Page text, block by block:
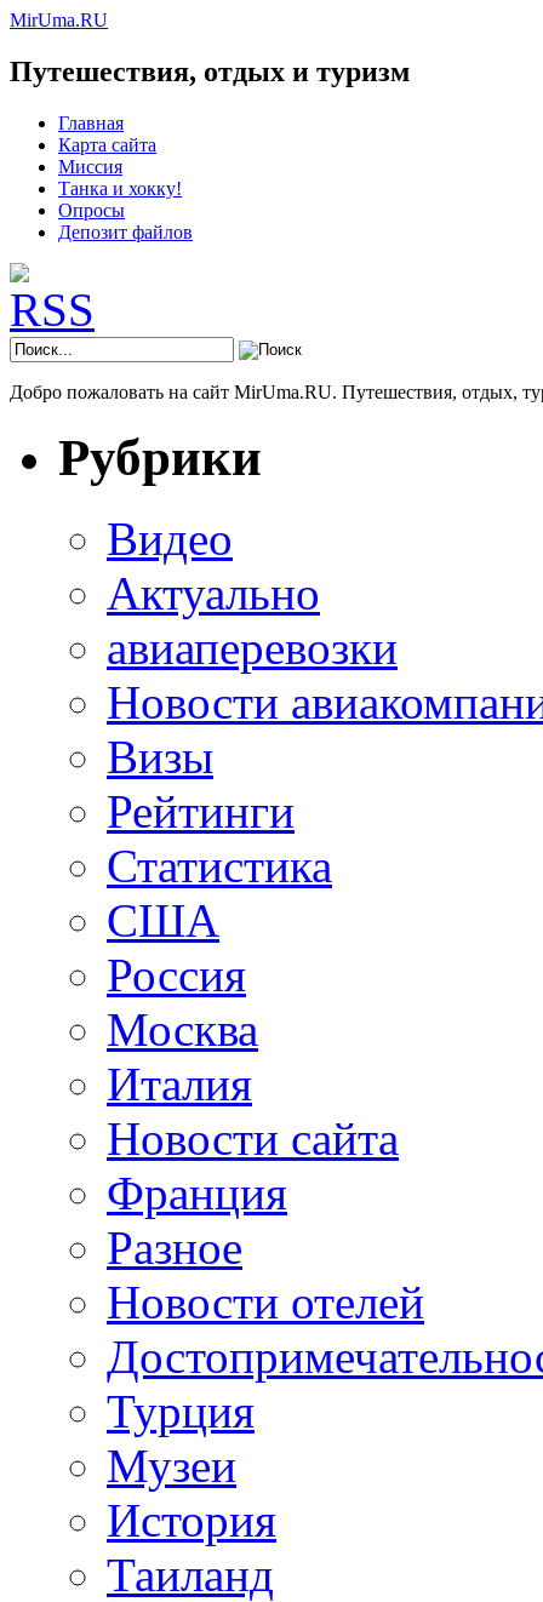
MirUma.RU
Путешествия, отдых и туризм
Главная
Карта сайта
Миссия
Танка и хокку!
Опросы
Депозит файлов
Добро пожаловать на сайт MirUma.RU. Путешествия, отдых,
Рубрики
Видео
Актуально
авиаперевозки
Новости
Визы
Рейтинги
Статистика
США
Россия
Москва
Италия
Новости сайта
Франция
Разное
Новости отелей
Турция
Музеи
История
Таиланд